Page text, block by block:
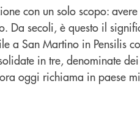
con un solo scopo:
Da secoli, è questo il
a San Martino in Pensilis
in tre, denominate
oggi richiama in paese